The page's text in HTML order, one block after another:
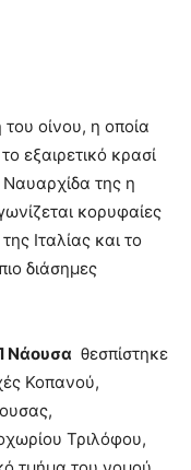
οίνου, η οποία
εξαιρετικό κρασί
της η
κορυφαίες
Ιταλίας και το
διάσημες
Νάουσα θεσπίστηκε
Κοπανού,
Τριλόφου,